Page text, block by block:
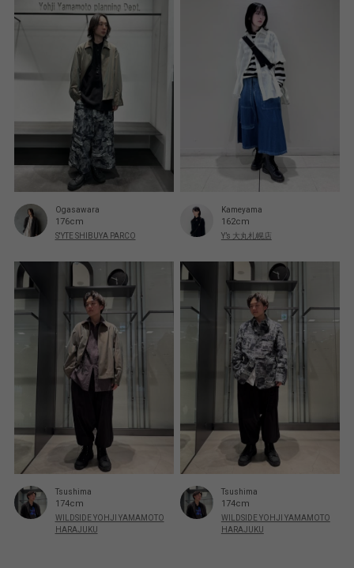
Ogasawara
176cm
S'YTE SHIBUYA PARCO
Kameyama
162cm
Y’s 大丸札幌店
Tsushima
174cm
WILDSIDE YOHJI YAMAMOTO
HARAJUKU
Tsushima
174cm
WILDSIDE YOHJI YAMAMOTO
HARAJUKU